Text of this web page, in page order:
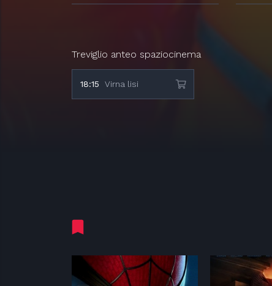
Treviglio anteo spaziocinema
18:15 Virna lisi